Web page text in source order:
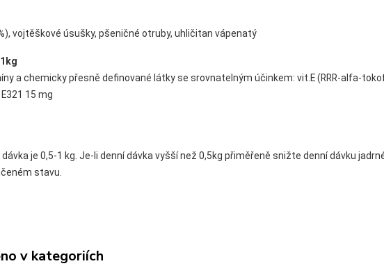
vojtěškové úsušky, pšeničné otruby, uhličitan vápenatý
a chemicky přesně definované látky se srovnatelným účinkem: vit.E (RRR-alfa-
15 mg
je 0,5-1 kg. Je-li denní dávka vyšší než 0,5kg přiměřeně snižte denní dávku
stavu.
v kategoriích